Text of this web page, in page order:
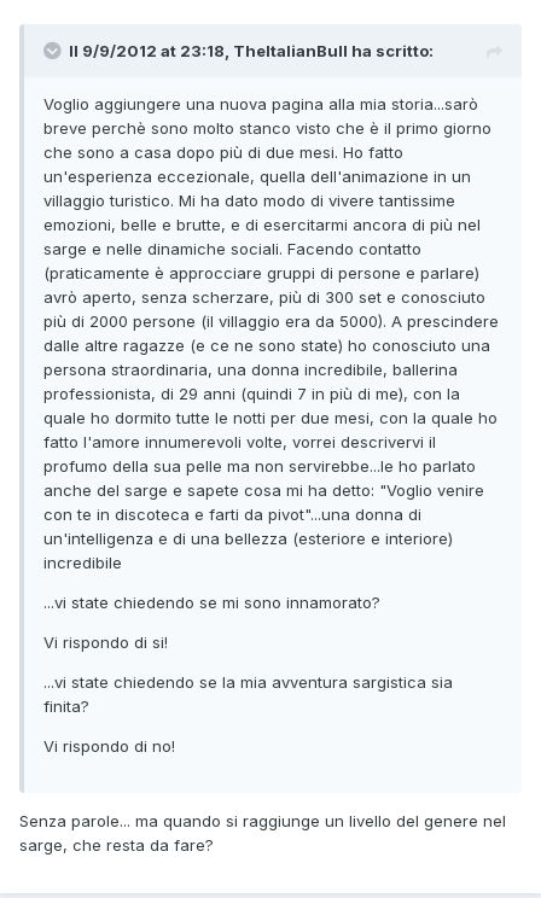
Il 9/9/2012 at 23:18, TheItalianBull ha scritto:
Voglio aggiungere una nuova pagina alla mia storia...sarò
breve perchè sono molto stanco visto che è il primo giorno
che sono a casa dopo più di due mesi. Ho fatto
un'esperienza eccezionale, quella dell'animazione in un
villaggio turistico. Mi ha dato modo di vivere tantissime
emozioni, belle e brutte, e di esercitarmi ancora di più nel
sarge e nelle dinamiche sociali. Facendo contatto
(praticamente è approcciare gruppi di persone e parlare)
avrò aperto, senza scherzare, più di 300 set e conosciuto
più di 2000 persone (il villaggio era da 5000). A prescindere
dalle altre ragazze (e ce ne sono state) ho conosciuto una
persona straordinaria, una donna incredibile, ballerina
professionista, di 29 anni (quindi 7 in più di me), con la
quale ho dormito tutte le notti per due mesi, con la quale ho
fatto l'amore innumerevoli volte, vorrei descrivervi il
profumo della sua pelle ma non servirebbe...le ho parlato
anche del sarge e sapete cosa mi ha detto: "Voglio venire
con te in discoteca e farti da pivot"...una donna di
un'intelligenza e di una bellezza (esteriore e interiore)
incredibile
...vi state chiedendo se mi sono innamorato?
Vi rispondo di si!
...vi state chiedendo se la mia avventura sargistica sia
finita?
Vi rispondo di no!
Senza parole... ma quando si raggiunge un livello del genere nel
sarge, che resta da fare?